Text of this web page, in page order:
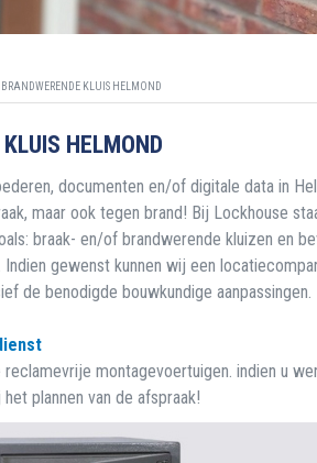
BRANDWERENDE KLUIS HELMOND
HELMOND
documenten en/of digitale data in
maar ook tegen brand! Bij Lockhouse
braak- en/of brandwerende kluizen en
gewenst kunnen wij een
de benodigde bouwkundige aanpassingen.
montagevoertuigen. indien u
plannen van de afspraak!